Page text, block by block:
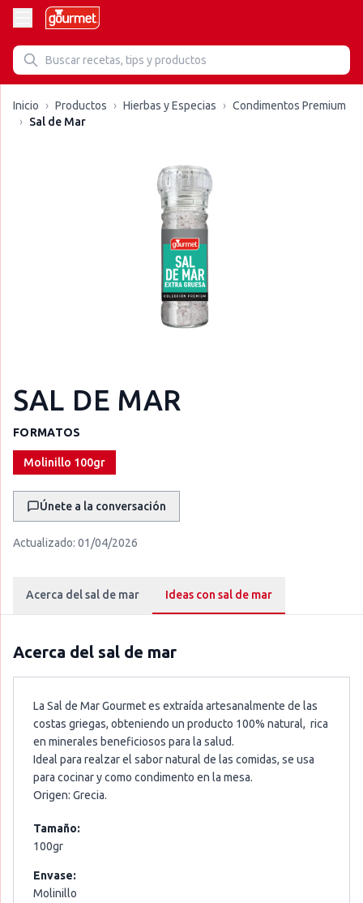
Inicio › Productos › Hierbas y Especias › Condimentos Premium
› Sal de Mar
SAL DE MAR
FORMATOS
Molinillo 100gr
Únete a la conversación
Actualizado: 01/04/2026
Acerca del sal de mar Ideas con sal de mar
Acerca del sal de mar
La Sal de Mar Gourmet es extraída artesanalmente de las
costas griegas, obteniendo un producto 100% natural, rica
en minerales beneficiosos para la salud.
Ideal para realzar el sabor natural de las comidas, se usa
para cocinar y como condimento en la mesa.
Origen: Grecia.
Tamaño:
100gr
Envase:
Molinillo